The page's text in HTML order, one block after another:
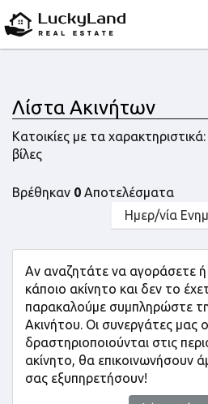
Λίστα Ακινήτων
Κατοικίες με τα χαρακτηριστικά:
βίλες
Βρέθηκαν 0 Αποτελέσματα
Αν αναζητάτε να αγοράσετε ή
κάποιο ακίνητο και δεν το
παρακαλούμε συμπληρώστε
Ακινήτου. Οι συνεργάτες μας
δραστηριοποιούνται στις
ακίνητο, θα επικοινωνήσουν
σας εξυπηρετήσουν!